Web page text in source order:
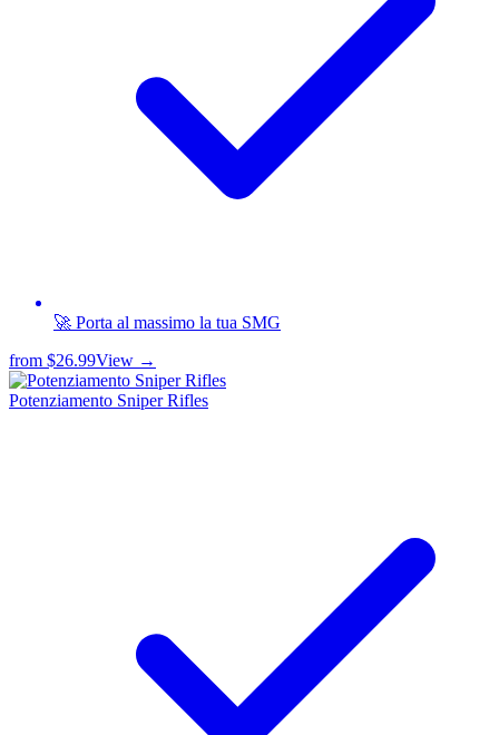
🚀 Porta al massimo la tua SMG
from $26.99View →
Potenziamento Sniper Rifles